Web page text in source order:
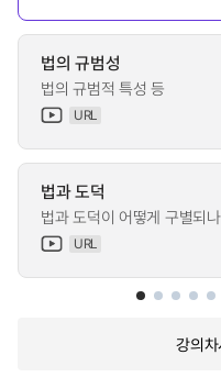
법의 규범성
법의 규범적 특성 등
URL
법과 도덕
법과 도덕이 어떻게 구별되나
URL
강의차